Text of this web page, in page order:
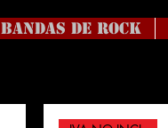
BANDAS DE ROCK